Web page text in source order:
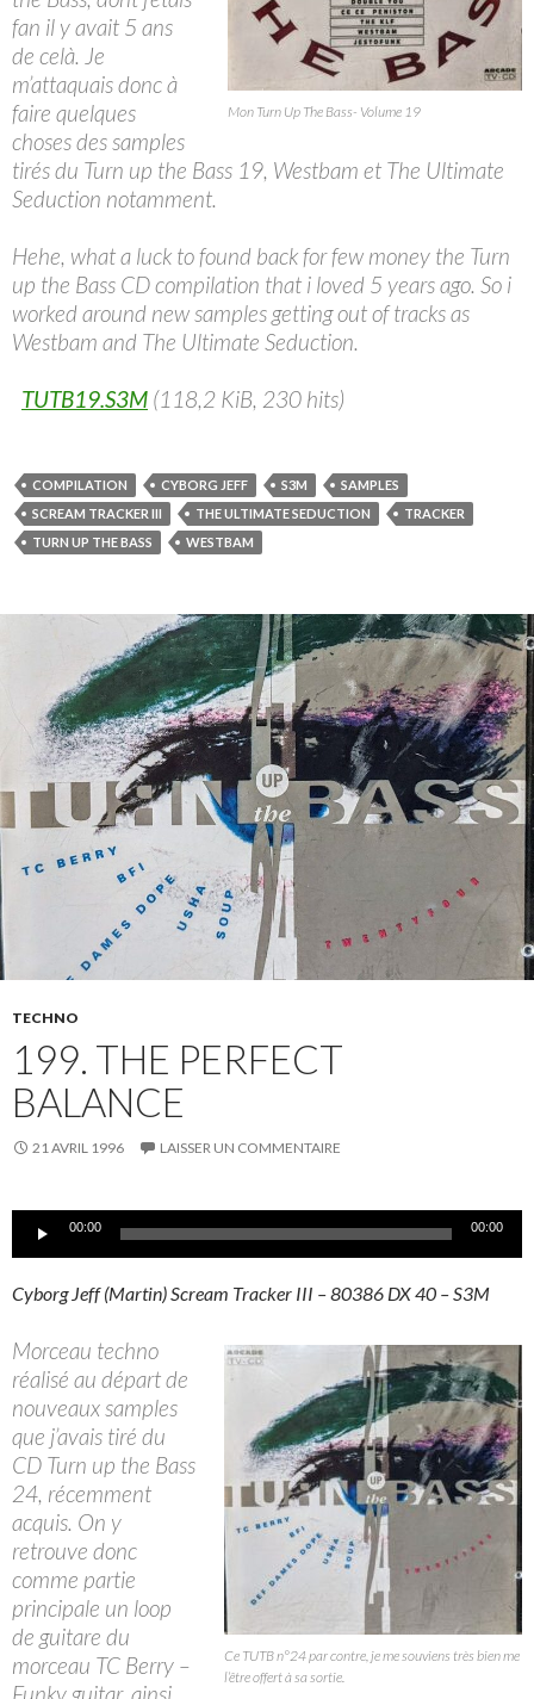
Mon Turn Up The Bass- Volume 19
fan il y avait 5 ans
de celà. Je
m’attaquais donc à
faire quelques
choses des samples
tirés du Turn up the Bass 19, Westbam et The Ultimate
Seduction notamment.
Hehe, what a luck to found back for few money the Turn
up the Bass CD compilation that i loved 5 years ago. So i
worked around new samples getting out of tracks as
Westbam and The Ultimate Seduction.
TUTB19.S3M (118,2 KiB, 230 hits)
COMPILATION CYBORG JEFF S3M
SAMPLES
SCREAM TRACKER III
THE ULTIMATE SEDUCTION
TRACKER
TURN UP THE BASS
WESTBAM
TECHNO
199. THE PERFECT
BALANCE
21 AVRIL 1996 LAISSER UN COMMENTAIRE
Lecteur00:00 00:00
Cyborg Jeff (Martin) Scream Tracker III – 80386 DX 40 – S3M
Ce TUTB n°24 par contre, je me souviens très bien me
l’être offert à sa sortie.
Morceau techno
réalisé au départ de
nouveaux samples
que j’avais tiré du
CD Turn up the Bass
24, récemment
acquis. On y
retrouve donc
comme partie
principale un loop
de guitare du
morceau TC Berry –
Funky guitar, ainsi